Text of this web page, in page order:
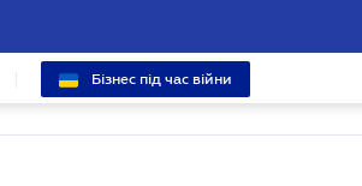
Бізнес під час війни